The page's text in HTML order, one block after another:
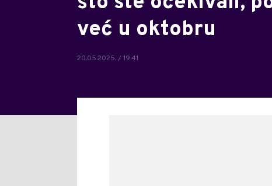
već u oktobru
20.05.2025. / 19:41